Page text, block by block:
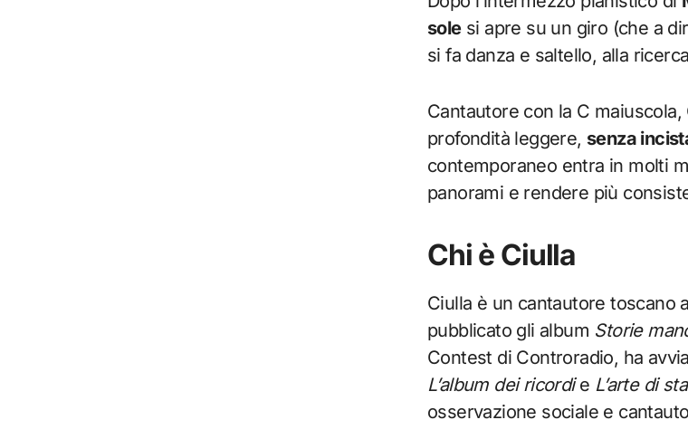
solesi apre su un giro (che a
si fa danza e saltello, alla
Cantautore con la C
profondità leggere, senza
contemporaneo entra in molti
panorami e rendere più
Chi è Ciulla
Ciulla è un cantautore toscano
pubblicato gli album Storie
Contest di Controradio, ha
L’album dei ricordie L’arte di
osservazione sociale e